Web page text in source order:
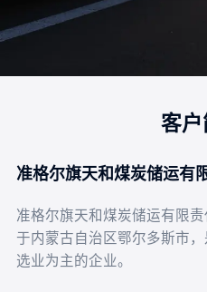
客
准格尔旗天和煤炭储运有
准格尔旗天和煤炭储运有限
于内蒙古自治区鄂尔多斯市
选业为主的企业。